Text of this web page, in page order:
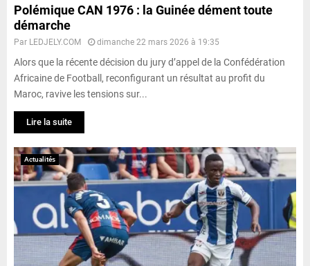
Polémique CAN 1976 : la Guinée dément toute
démarche
Par LEDJELY.COM dimanche 22 mars 2026 à 19:35
Alors que la récente décision du jury d’appel de la Confédération
Africaine de Football, reconfigurant un résultat au profit du
Maroc, ravive les tensions sur...
Lire la suite
Actualités